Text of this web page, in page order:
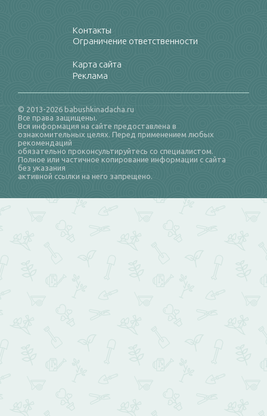
Контакты
Ограничение ответственности
Карта сайта
Реклама
© 2013-2026 babushkinadacha.ru
Все права защищены.
Вся информация на сайте предоставлена в
ознакомительных целях. Перед применением любых
рекомендаций
обязательно проконсультируйтесь со специалистом.
Полное или частичное копирование информации с сайта
без указания
активной ссылки на него запрещено.